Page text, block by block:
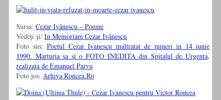
Sursa: Cezar Ivănescu – Poeme
Vedeţi şi: In Memoriam Cezar Ivănescu
Foto sus: Poetul Cezar Ivanescu maltratat de mineri in 14 iunie
1990. Marturia sa si o FOTO INEDITA din Spitalul de Urgenta,
realizata de Emanuel Parvu
Foto jos: Arhiva Roncea.Ro